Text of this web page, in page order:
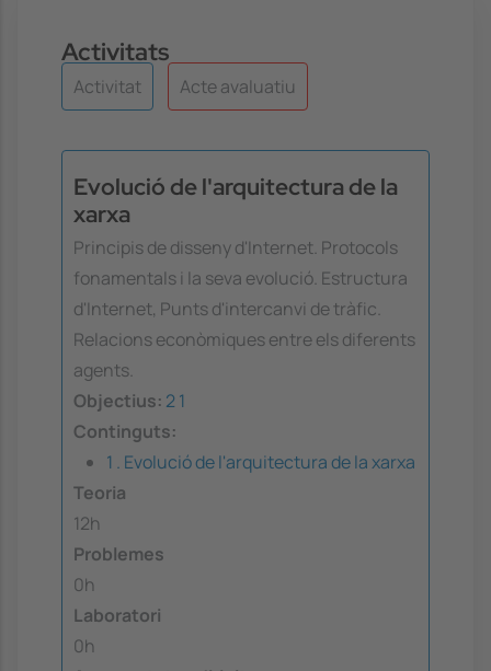
Activitats
Activitat Acte avaluatiu
Evolució de l'arquitectura de la
xarxa
Principis de disseny d'Internet. Protocols
fonamentals i la seva evolució. Estructura
d'Internet, Punts d'intercanvi de tràfic.
Relacions econòmiques entre els diferents
agents.
Objectius: 21
Continguts:
1 . Evolució de l'arquitectura de la xarxa
Teoria
12h
Problemes
0h
Laboratori
0h